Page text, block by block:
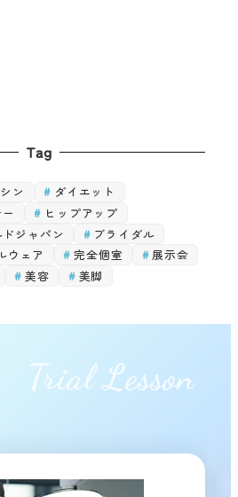
Tag
ン
ダイエット
ヒップアップ
ジャパン
ブライダル
ウェア 完全個室
展示会
美容 美脚
Trial Lesson